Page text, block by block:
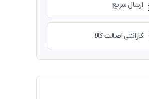
ارسال سریع
گارانتی اصالت کالا